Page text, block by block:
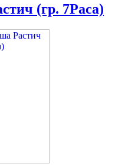
(гр. 7Раса)